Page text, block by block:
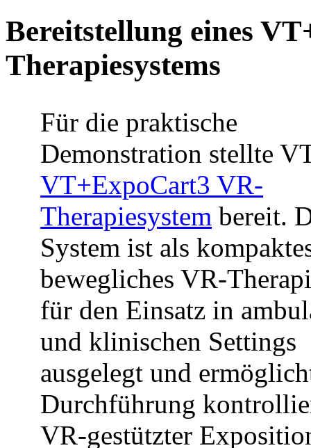
Bereitstellung eines
Therapiesystems
Für die praktische
Demonstration stellte
VT+ExpoCart3 VR-
Therapiesystem bereit.
System ist als
bewegliches VR-
für den Einsatz in
und klinischen Settings
ausgelegt und
Durchführung
VR-gestützter